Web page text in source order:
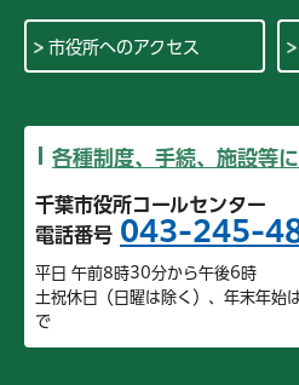
市役所へのアクセス
各種制度、手続、施設等
千葉市役所コールセンター
電話番号 043-245-
平日 午前8時30分から午後6時
土祝休日（日曜は除く）、年末年始
で